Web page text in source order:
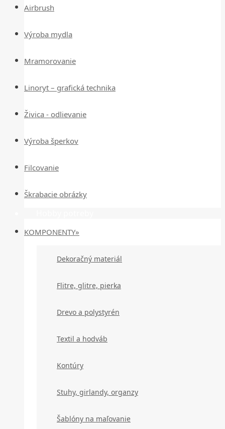
Airbrush
Výroba mydla
Mramorovanie
Linoryt – grafická technika
Živica - odlievanie
Výroba šperkov
Filcovanie
Škrabacie obrázky
KOMPONENTY»
Dekoračný materiál
Flitre, glitre, pierka
Drevo a polystyrén
Textil a hodváb
Kontúry
Stuhy, girlandy, organzy
Šablóny na maľovanie